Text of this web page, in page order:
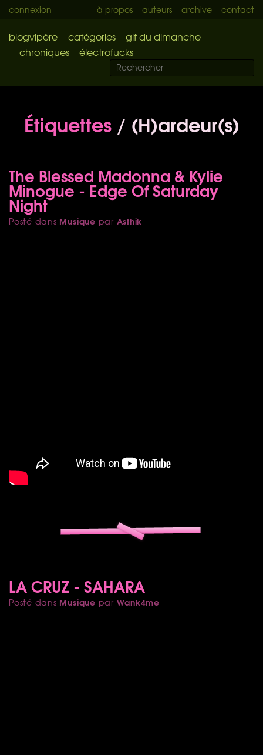
connexion à propos auteurs archive contact
blogvipère catégories
gif du dimanche
chroniques
électrofucks
Étiquettes/ (H)ardeur(s)
The Blessed Madonna & Kylie
Minogue - Edge Of Saturday
Night
Posté dans Musique par Asthik
LA CRUZ - SAHARA
Posté dans Musique par Wank4me